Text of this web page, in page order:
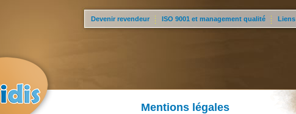
Devenir revendeur ISO 9001 et management qualité Liens
Mentions légales